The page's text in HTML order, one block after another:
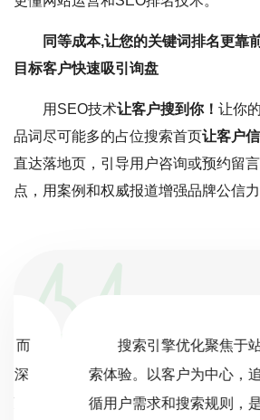
同等成本,让您的关键词排名更靠
目标客户快速吸引询盘
用SEO技术让客户搜到你！ 让你
品词尽可能多的占位搜索首页让客户
直达落地页，引导用户咨询或预约留
点，用案例和权威报道增强品牌公信力
搜索引擎优化聚焦于站内优
索体验。以客户为中心，追求转
循用户需求和搜索规则，是成功